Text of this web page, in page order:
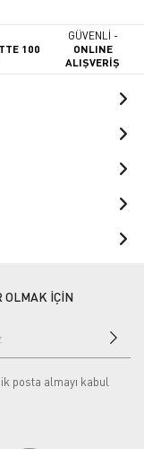
100
GÜVENLİ -
ONLINE
ALIŞVERİŞ
İÇİN
posta almayı kabul